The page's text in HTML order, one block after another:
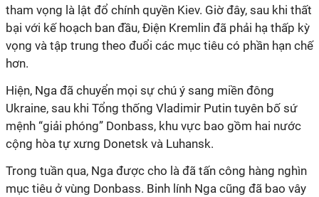
tham vọng là lật đổ chính quyền Kiev. Giờ đây, sau khi thất
bại với kế hoạch ban đầu, Điện Kremlin đã phải hạ thấp kỳ
vọng và tập trung theo đuổi các mục tiêu có phần hạn chế
hơn.
Hiện, Nga đã chuyển mọi sự chú ý sang miền đông
Ukraine, sau khi Tổng thống Vladimir Putin tuyên bố sứ
mệnh “giải phóng” Donbass, khu vực bao gồm hai nước
cộng hòa tự xưng Donetsk và Luhansk.
Trong tuần qua, Nga được cho là đã tấn công hàng nghìn
mục tiêu ở vùng Donbass. Binh lính Nga cũng đã bao vây